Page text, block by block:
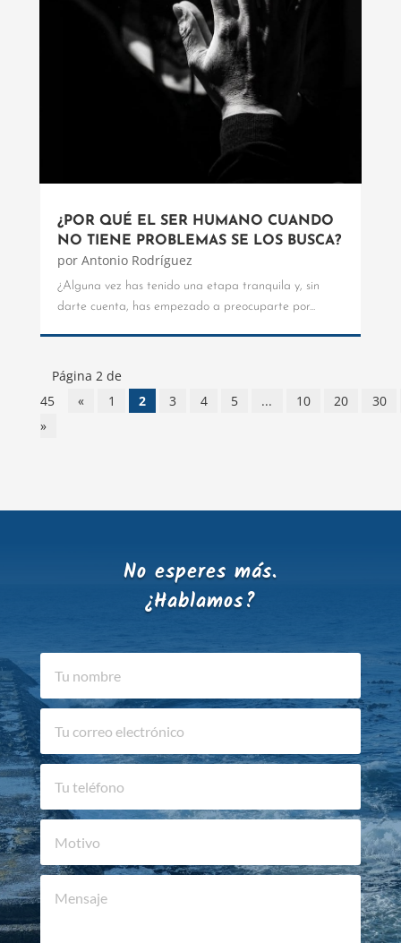
¿POR QUÉ EL SER HUMANO CUANDO
NO TIENE PROBLEMAS SE LOS BUSCA?
por Antonio Rodríguez
¿Alguna vez has tenido una etapa tranquila y, sin
darte cuenta, has empezado a preocuparte por...
Página 2 de
45
« 1 2 3 4 5 ... 10 20
30
»
No esperes más.
¿Hablamos?